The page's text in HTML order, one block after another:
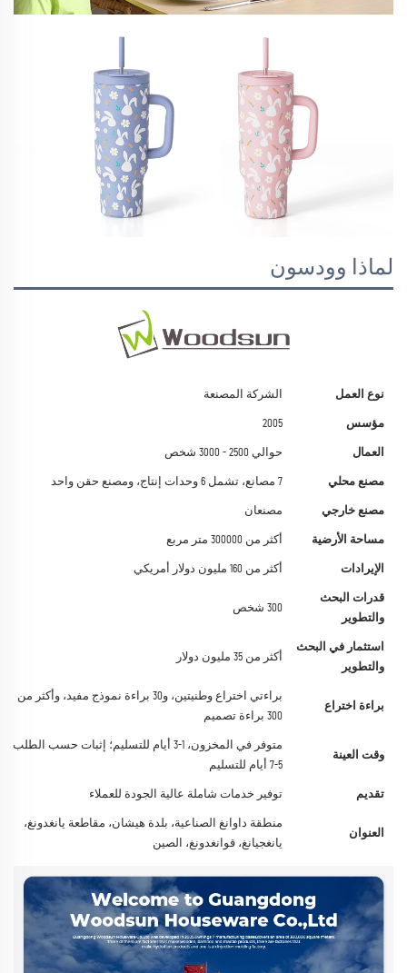
لماذا وودسون
نوع العمل الشركة المصنعة
مؤسس 2005
العمال حوالي 2500 - 3000 شخص
مصنع محلي 7 مصانع، تشمل 6 وحدات إنتاج، ومصنع حقن واحد
مصنع خارجي مصنعان
مساحة الأرضية أكثر من 300000 متر مربع
الإيرادات أكثر من 160 مليون دولار أمريكي
قدرات البحث
والتطوير
300 شخص
استثمار في البحث
والتطوير
أكثر من 35 مليون دولار
براءة اختراع
براءتي اختراع وطنيتين، و30 براءة نموذج مفيد، وأكثر من
300 براءة تصميم
وقت العينة
متوفر في المخزون، 1-3 أيام للتسليم؛ إثبات حسب الطلب،
5-7 أيام للتسليم
تقديم توفير خدمات شاملة عالية الجودة للعملاء
العنوان
منطقة داوانغ الصناعية، بلدة هيشان، مقاطعة يانغدونغ،
يانغجيانغ، قوانغدونغ، الصين